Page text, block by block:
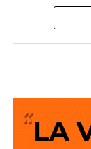
incorporarse